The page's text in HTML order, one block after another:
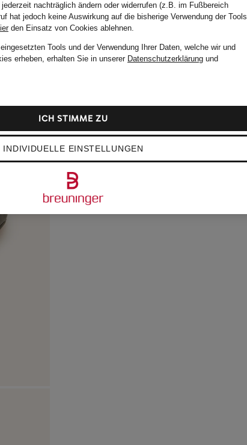
nachträglich ändern oder widerrufen (z.B. im Fußbereich
hat jedoch keine Auswirkung auf die bisherige Verwendung der Tools
den Einsatz von Cookies ablehnen.
Tools und der Verwendung Ihrer Daten, welche wir und
erheben, erhalten Sie in unserer Datenschutzerklärung und
INDIVIDUELLE EINSTELLUNGEN
ICH STIMME ZU